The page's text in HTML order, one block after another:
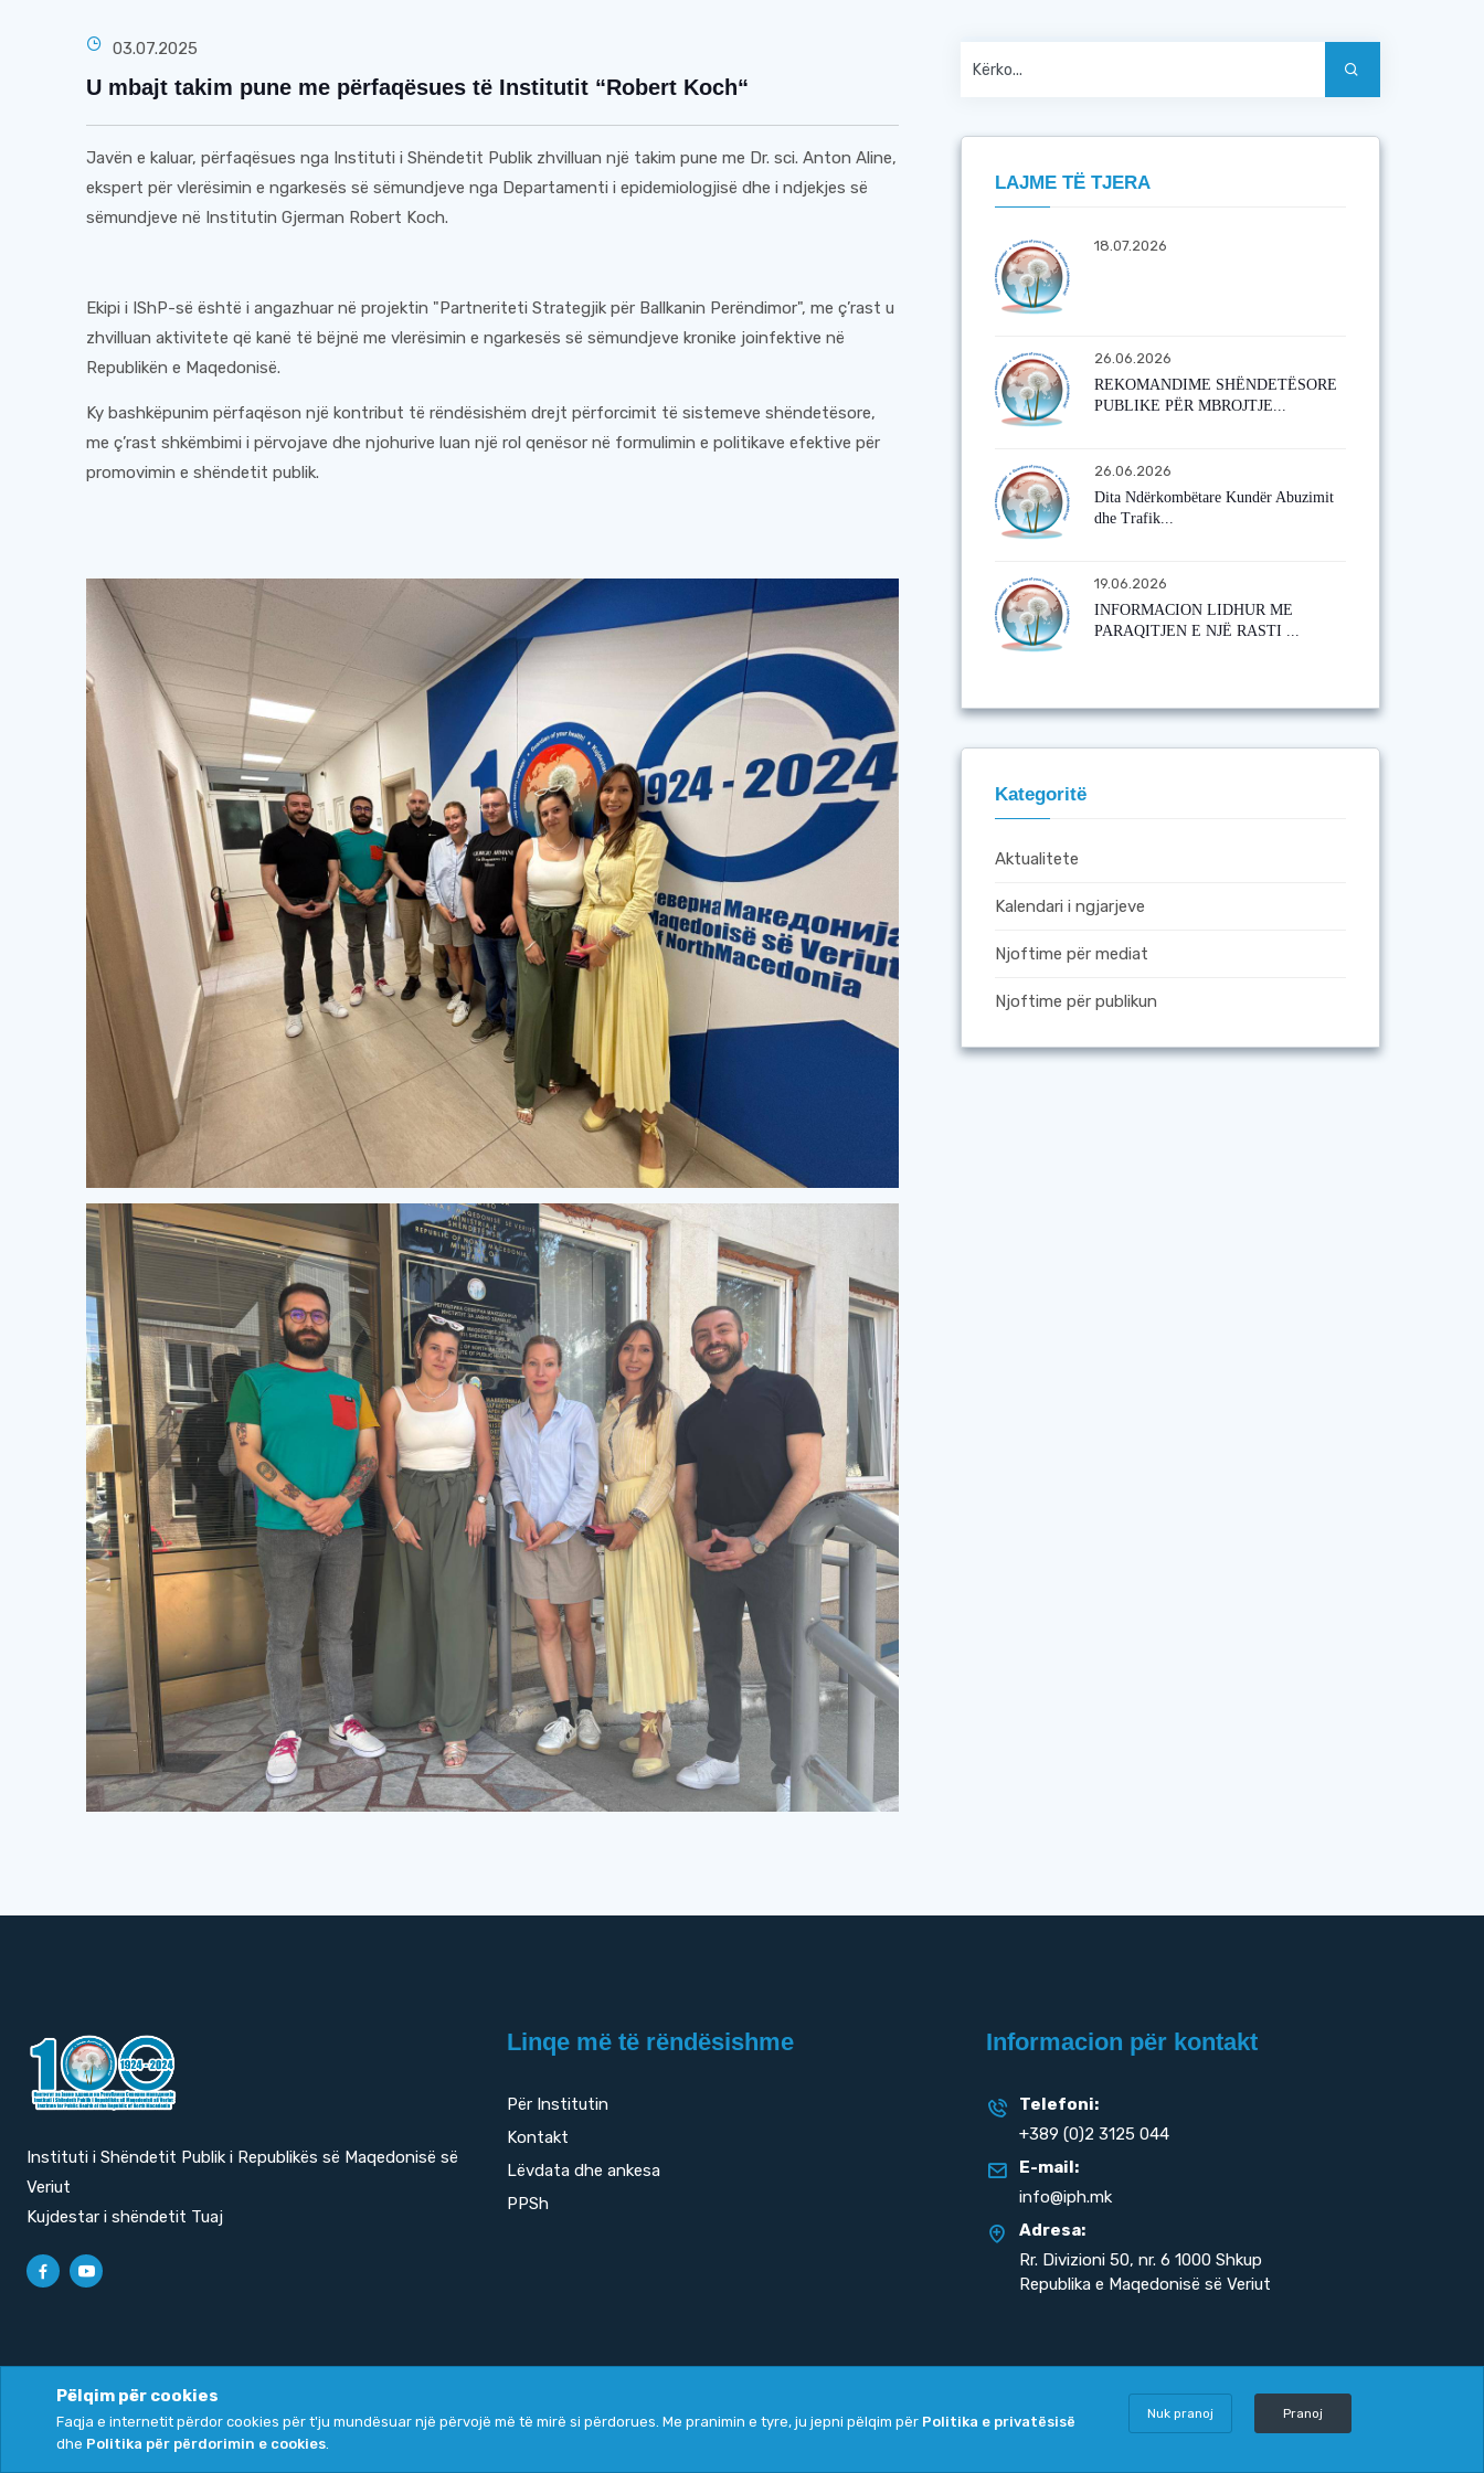
03.07.2025
U mbajt takim pune me përfaqësues të Institutit “Robert Koch“
Javën e kaluar, përfaqësues nga Instituti i Shëndetit Publik zhvilluan një takim pune me Dr. sci. Anton Aline,
ekspert për vlerësimin e ngarkesës së sëmundjeve nga Departamenti i epidemiologjisë dhe i ndjekjes së
sëmundjeve në Institutin Gjerman Robert Koch.
Ekipi i IShP-së është i angazhuar në projektin "Partneriteti Strategjik për Ballkanin Perëndimor", me ç’rast u
zhvilluan aktivitete që kanë të bëjnë me vlerësimin e ngarkesës së sëmundjeve kronike joinfektive në
Republikën e Maqedonisë.
Ky bashkëpunim përfaqëson një kontribut të rëndësishëm drejt përforcimit të sistemeve shëndetësore,
me ç’rast shkëmbimi i përvojave dhe njohurive luan një rol qenësor në formulimin e politikave efektive për
promovimin e shëndetit publik.
LAJME TË TJERA
18.07.2026
26.06.2026
REKOMANDIME SHËNDETËSORE
PUBLIKE PËR MBROJTJE...
26.06.2026
Dita Ndërkombëtare Kundër Abuzimit
dhe Trafik...
19.06.2026
INFORMACION LIDHUR ME
PARAQITJEN E NJË RASTI ...
Kategoritë
Aktualitete
Kalendari i ngjarjeve
Njoftime për mediat
Njoftime për publikun
Instituti i Shëndetit Publik i Republikës së Maqedonisë së
Veriut
Kujdestar i shëndetit Tuaj
Linqe më të rëndësishme
Për Institutin
Kontakt
Lëvdata dhe ankesa
PPSh
Informacion për kontakt
Telefoni:
+389 (0)2 3125 044
E-mail:
info@iph.mk
Adresa:
Rr. Divizioni 50, nr. 6 1000 Shkup
Republika e Maqedonisë së Veriut
Politika e privatësisë | Politika për përdorimin e cookies
Pëlqim për cookies
Faqja e internetit përdor cookies për t'ju mundësuar një përvojë më të mirë si përdorues. Me pranimin e tyre, ju jepni pëlqim për Politika e privatësisë
dhe Politika për përdorimin e cookies.
Nuk pranoj Pranoj